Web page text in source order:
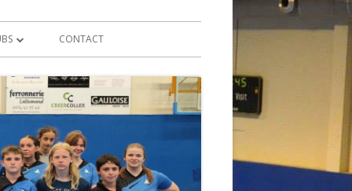
– DIVISION 1
– TOP 8
1 – DIVISION 1
CONTACT